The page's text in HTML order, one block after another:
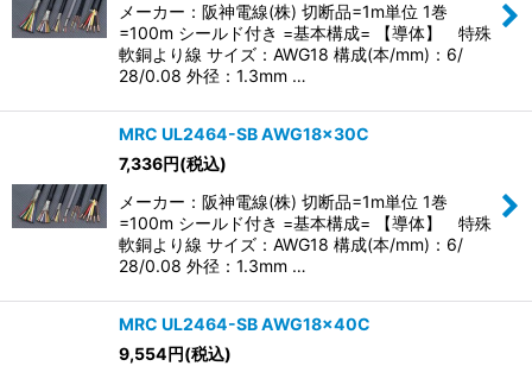
メーカー：阪神電線(株) 切断品=1m単位 1巻
=100m シールド付き =基本構成= 【導体】 特殊
軟銅より線 サイズ：AWG18 構成(本/mm)：6/
28/0.08 外径：1.3mm …
MRC UL2464-SB AWG18×30C
7,336円(税込)
メーカー：阪神電線(株) 切断品=1m単位 1巻
=100m シールド付き =基本構成= 【導体】 特殊
軟銅より線 サイズ：AWG18 構成(本/mm)：6/
28/0.08 外径：1.3mm …
MRC UL2464-SB AWG18×40C
9,554円(税込)